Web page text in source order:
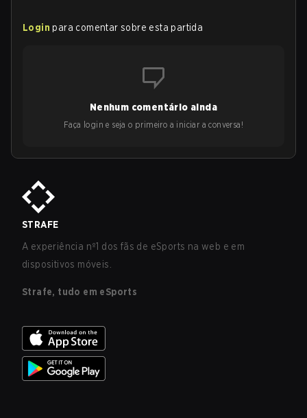
Login para comentar sobre esta partida
Nenhum comentário ainda
Faça login e seja o primeiro a iniciar a conversa!
STRAFE
A experiência nº1 dos fãs de eSports na web e em
dispositivos móveis.
Strafe, tudo em eSports